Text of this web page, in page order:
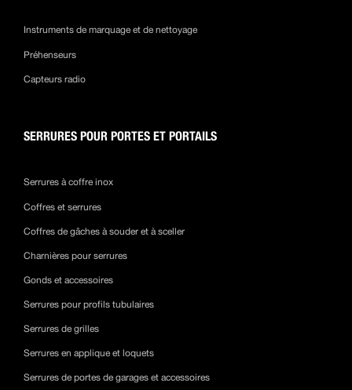
Instruments de marquage et de nettoyage
Préhenseurs
Capteurs radio
SERRURES POUR PORTES ET PORTAILS
Serrures à coffre inox
Coffres et serrures
Coffres de gâches à souder et à sceller
Charnières pour serrures
Gonds et accessoires
Serrures pour profils tubulaires
Serrures de grilles
Serrures en applique et loquets
Serrures de portes de garages et accessoires